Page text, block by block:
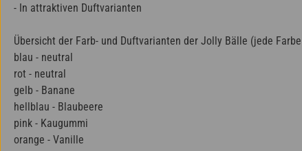
- In attraktiven Duftvarianten
Übersicht der Farb- und Duftvarianten der Jolly Bälle (jede
blau - neutral
rot - neutral
gelb - Banane
hellblau - Blaubeere
pink - Kaugummi
orange - Vanille